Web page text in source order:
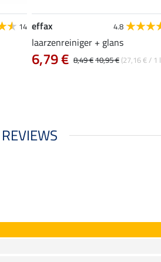
14 effax 4.8
laarzenreiniger + glans
8,49 €10,95 € (27,16 € / 1
6,79 €
REVIEWS